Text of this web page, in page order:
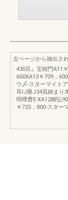
左ページから抽出さ
430旦』宝樹門A11
600XA13￥709，
ウ〆-スターマイト
耳IJ冊J34頁納まり
明哩曹E-XA12糊弘
￥725，800-スター